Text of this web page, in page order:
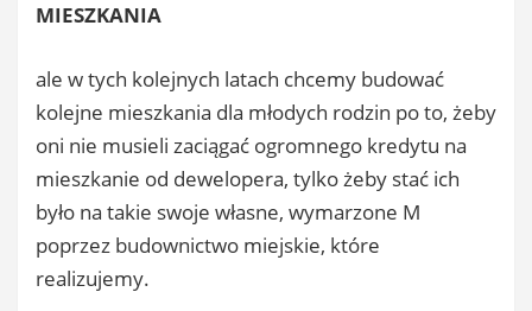
MIESZKANIA
ale w tych kolejnych latach chcemy budować
kolejne mieszkania dla młodych rodzin po to, żeby
oni nie musieli zaciągać ogromnego kredytu na
mieszkanie od dewelopera, tylko żeby stać ich
było na takie swoje własne, wymarzone M
poprzez budownictwo miejskie, które
realizujemy.